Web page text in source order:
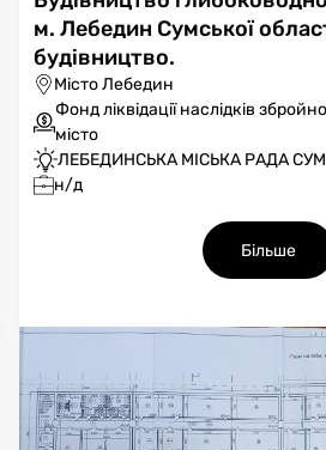
м. Лебедин Сумської
будівництво.
Місто Лебедин
Фонд ліквідації наслідків
місто
ЛЕБЕДИНСЬКА МІСЬКА РАДА
н/д
Більше